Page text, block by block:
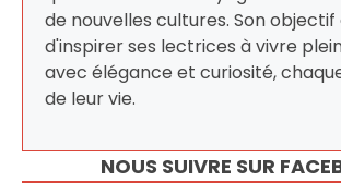
de nouvelles cultures. Son objectif
d'inspirer ses lectrices à vivre
avec élégance et curiosité,
de leur vie.
NOUS SUIVRE SUR